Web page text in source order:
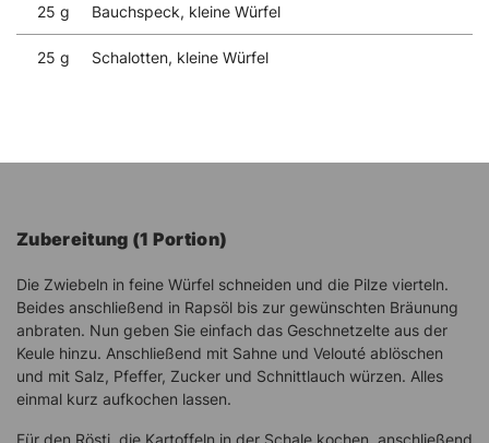
25 g Bauchspeck, kleine Würfel
25 g Schalotten, kleine Würfel
Zubereitung (1 Portion)
Die Zwiebeln in feine Würfel schneiden und die Pilze vierteln.
Beides anschließend in Rapsöl bis zur gewünschten Bräunung
anbraten. Nun geben Sie einfach das Geschnetzelte aus der
Keule hinzu. Anschließend mit Sahne und Velouté ablöschen
und mit Salz, Pfeffer, Zucker und Schnittlauch würzen. Alles
einmal kurz aufkochen lassen.
Für den Rösti, die Kartoffeln in der Schale kochen, anschließend